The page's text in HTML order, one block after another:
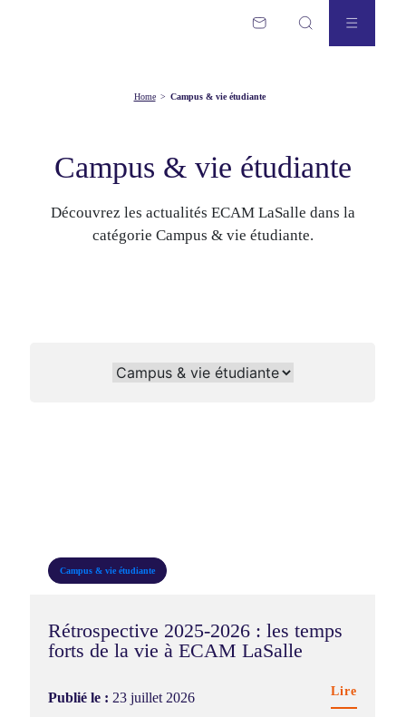
Home > Campus & vie étudiante
Campus & vie étudiante
Découvrez les actualités ECAM LaSalle dans la
catégorie Campus & vie étudiante.
News categories
International
Campus & vie étudiante
Rétrospective 2025-2026 : les temps
forts de la vie à ECAM LaSalle
Publié le : 23 juillet 2026 Lire